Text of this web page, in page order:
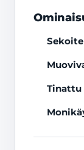
Tinattu